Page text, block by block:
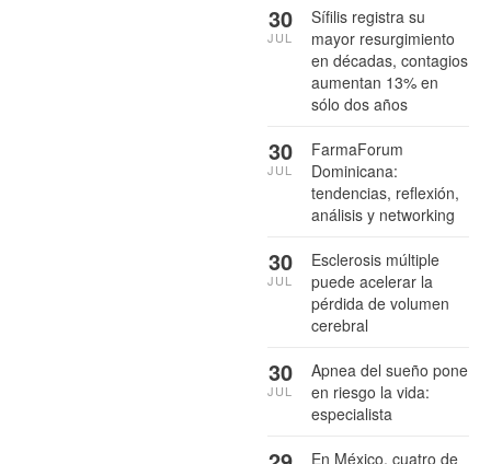
Sífilis registra su
mayor resurgimiento
en décadas, contagios
aumentan 13% en
sólo dos años
30
JUL
FarmaForum
Dominicana:
tendencias, reflexión,
análisis y networking
30
JUL
Esclerosis múltiple
puede acelerar la
pérdida de volumen
cerebral
30
JUL
Apnea del sueño pone
en riesgo la vida:
especialista
30
JUL
En México, cuatro de